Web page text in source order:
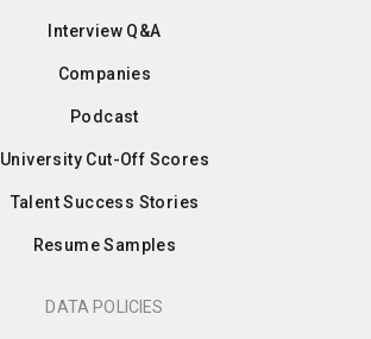
Interview Q&A
Companies
Podcast
University Cut-Off Scores
Talent Success Stories
Resume Samples
DATA POLICIES